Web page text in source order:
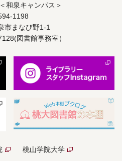
和泉キャンパス＞
1198
市まなび野1-1
図書館事務室）
桃山学院大学